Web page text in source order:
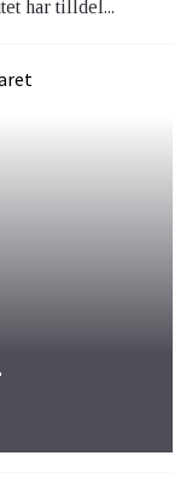
har tilldel...